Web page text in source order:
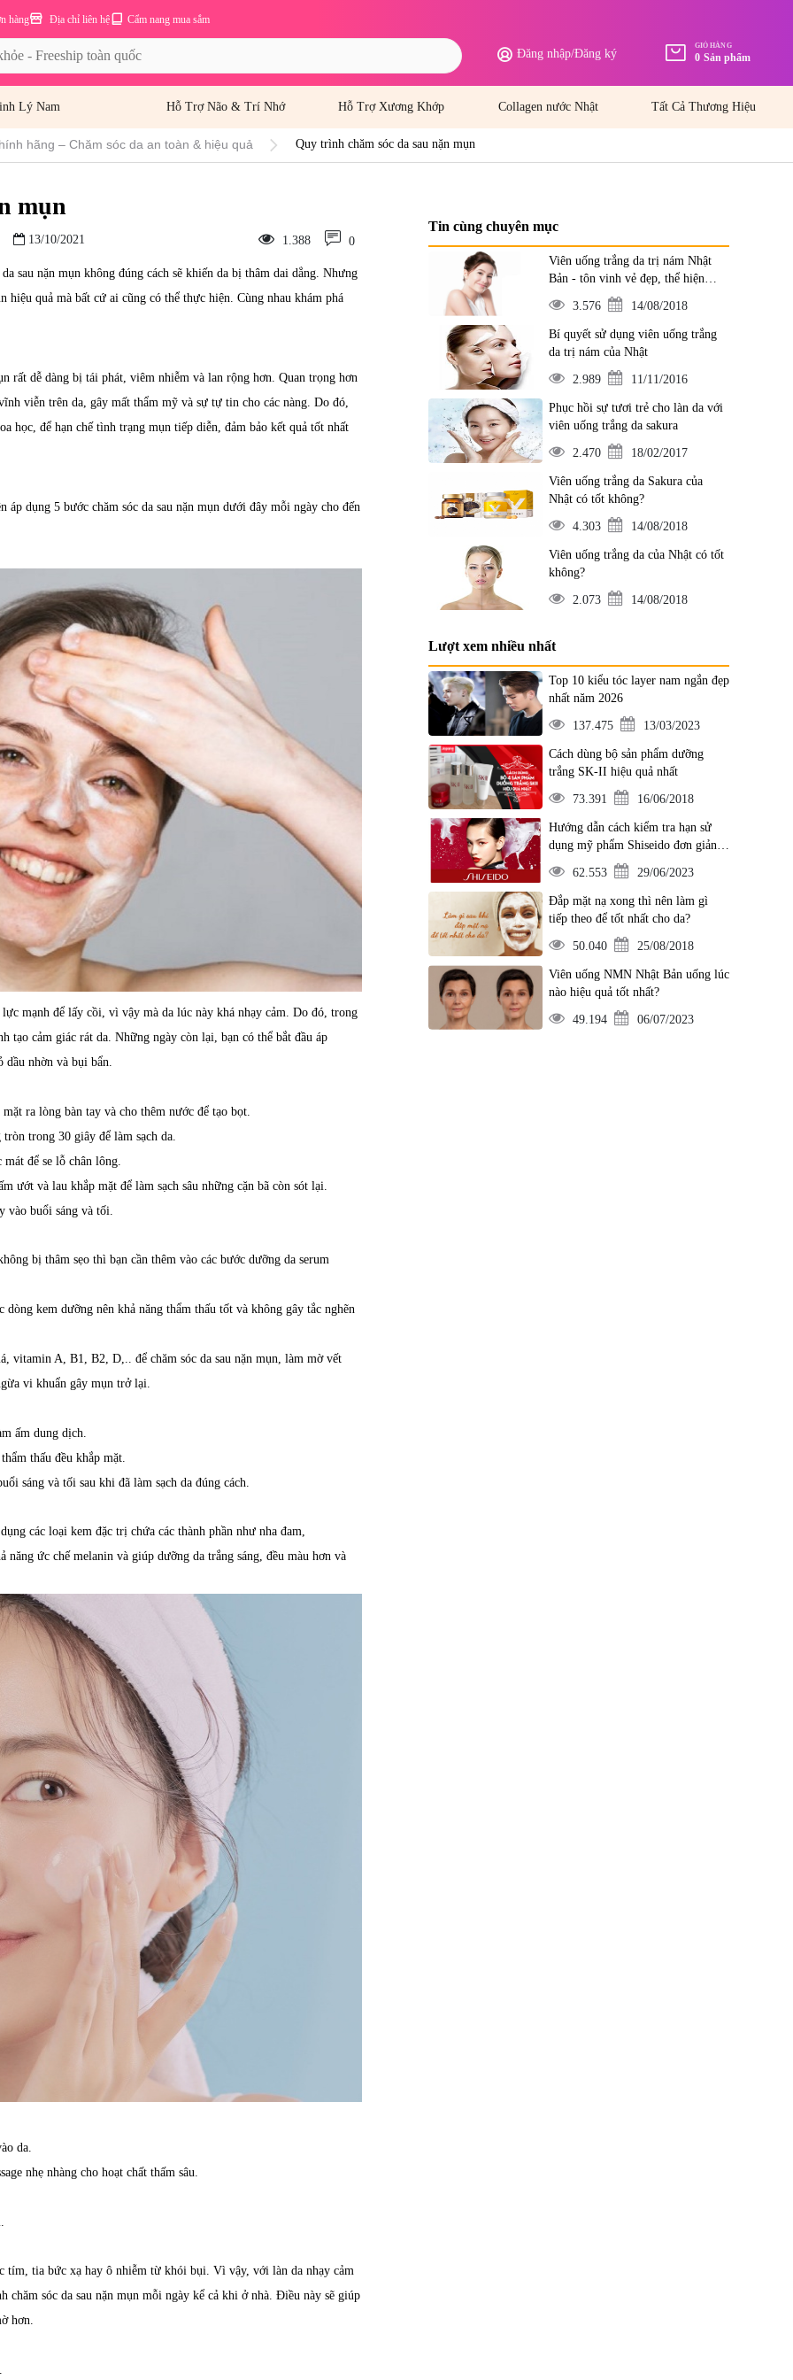
Cẩm nang mua sắm
Địa chỉ liên hệ
hàng
Đăng nhập/Đăng ký
GIỎ HÀNG
0 Sản phẩm
Lý Nam Hỗ Trợ Não & Trí Nhớ Hỗ Trợ Xương Khớp Collagen nước Nhật Tất Cả Thương Hiệu
hãng – Chăm sóc da an toàn & hiệu quả Quy trình chăm sóc da sau nặn mụn
mụn
13/10/2021 1.388 0
sau nặn mụn không đúng cách sẽ khiến da bị thâm dai dẳng. Nhưng
hiệu quả mà bất cứ ai cũng có thể thực hiện. Cùng nhau khám phá
rất dễ dàng bị tái phát, viêm nhiễm và lan rộng hơn. Quan trọng hơn
viễn trên da, gây mất thẩm mỹ và sự tự tin cho các nàng. Do đó,
học, để hạn chế tình trạng mụn tiếp diễn, đảm bảo kết quả tốt nhất
áp dụng 5 bước chăm sóc da sau nặn mụn dưới đây mỗi ngày cho đến
mạnh để lấy cồi, vì vậy mà da lúc này khá nhạy cảm. Do đó, trong
tạo cảm giác rát da. Những ngày còn lại, bạn có thể bắt đầu áp
nhờn và bụi bẩn.
ra lòng bàn tay và cho thêm nước để tạo bọt.
trong 30 giây để làm sạch da.
để se lỗ chân lông.
ướt và lau khắp mặt để làm sạch sâu những cặn bã còn sót lại.
vào buổi sáng và tối.
bị thâm sẹo thì bạn cần thêm vào các bước dưỡng da serum
kem dưỡng nên khả năng thẩm thấu tốt và không gây tắc nghẽn
vitamin A, B1, B2, D,.. để chăm sóc da sau nặn mụn, làm mờ vết
vi khuẩn gây mụn trở lại.
ấm dung dịch.
thấu đều khắp mặt.
sáng và tối sau khi đã làm sạch da đúng cách.
các loại kem đặc trị chứa các thành phần như nha đam,
ức chế melanin và giúp dưỡng da trắng sáng, đều màu hơn và
da.
nhẹ nhàng cho hoạt chất thấm sâu.
tím, tia bức xạ hay ô nhiễm từ khói bụi. Vì vậy, với làn da nhạy cảm
chăm sóc da sau nặn mụn mỗi ngày kể cả khi ở nhà. Điều này sẽ giúp
hơn.
Tin cùng chuyên mục
Viên uống trắng da trị nám Nhật
Bản - tôn vinh vẻ đẹp, thể hiện
đẳng cấp
3.576 14/08/2018
Bí quyết sử dụng viên uống trắng
da trị nám của Nhật
2.989 11/11/2016
Phục hồi sự tươi trẻ cho làn da với
viên uống trắng da sakura
2.470 18/02/2017
Viên uống trắng da Sakura của
Nhật có tốt không?
4.303 14/08/2018
Viên uống trắng da của Nhật có tốt
không?
2.073 14/08/2018
Lượt xem nhiều nhất
Top 10 kiểu tóc layer nam ngắn đẹp
nhất năm 2026
137.475 13/03/2023
Cách dùng bộ sản phẩm dưỡng
trắng SK-II hiệu quả nhất
73.391 16/06/2018
Hướng dẫn cách kiểm tra hạn sử
dụng mỹ phẩm Shiseido đơn giản
nhất
62.553 29/06/2023
Đắp mặt nạ xong thì nên làm gì
tiếp theo để tốt nhất cho da?
50.040 25/08/2018
Viên uống NMN Nhật Bản uống lúc
nào hiệu quả tốt nhất?
49.194 06/07/2023